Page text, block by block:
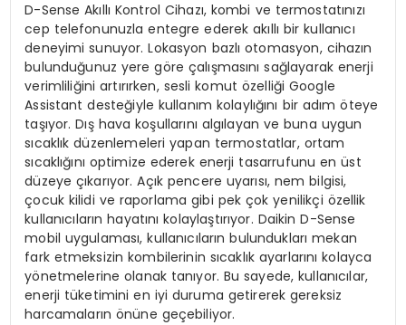
D-Sense Akıllı Kontrol Cihazı, kombi ve termostatınızı
cep telefonunuzla entegre ederek akıllı bir kullanıcı
deneyimi sunuyor. Lokasyon bazlı otomasyon, cihazın
bulunduğunuz yere göre çalışmasını sağlayarak enerji
verimliliğini artırırken, sesli komut özelliği Google
Assistant desteğiyle kullanım kolaylığını bir adım öteye
taşıyor. Dış hava koşullarını algılayan ve buna uygun
sıcaklık düzenlemeleri yapan termostatlar, ortam
sıcaklığını optimize ederek enerji tasarrufunu en üst
düzeye çıkarıyor. Açık pencere uyarısı, nem bilgisi,
çocuk kilidi ve raporlama gibi pek çok yenilikçi özellik
kullanıcıların hayatını kolaylaştırıyor. Daikin D-Sense
mobil uygulaması, kullanıcıların bulundukları mekan
fark etmeksizin kombilerinin sıcaklık ayarlarını kolayca
yönetmelerine olanak tanıyor. Bu sayede, kullanıcılar,
enerji tüketimini en iyi duruma getirerek gereksiz
harcamaların önüne geçebiliyor.